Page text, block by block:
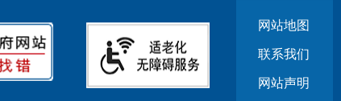
网站地图
联系我们
网站声明